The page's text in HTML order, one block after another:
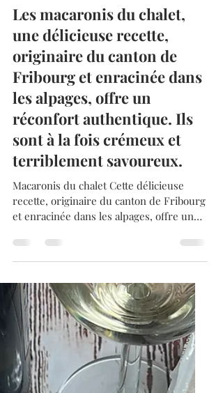
Admin
21 mars 2024
2 min de lecture
Les macaronis du chalet,
une délicieuse recette,
originaire du canton de
Fribourg et enracinée dans
les alpages, offre un
réconfort authentique. Ils
terriblement savoureux.
recette, originaire du canton de Fribourg
et enracinée dans les alpages, offre un
réconfort...